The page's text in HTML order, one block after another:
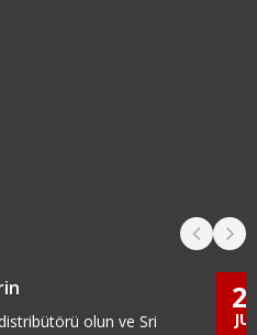
olun ve Sri